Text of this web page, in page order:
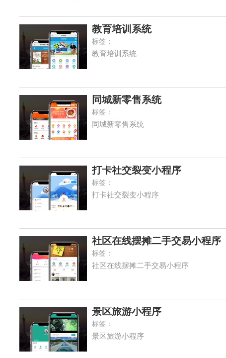
教育培训系统
标签：
教育培训系统
同城新零售系统
标签：
同城新零售系统
打卡社交裂变小程序
标签：
打卡社交裂变小程序
社区在线摆摊二手交易小程序
标签：
社区在线摆摊二手交易小程序
景区旅游小程序
标签：
景区旅游小程序